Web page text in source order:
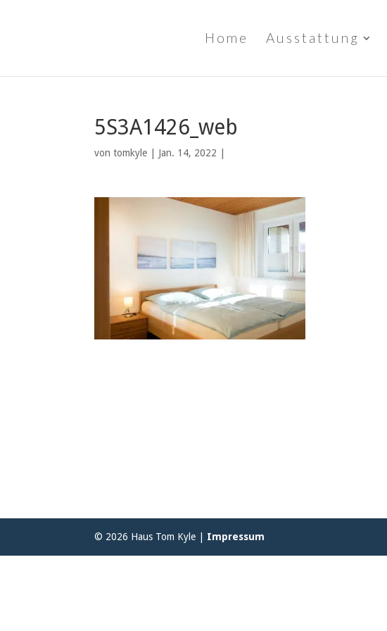
Home Ausstattung
5S3A1426_web
vontomkyle Jan. 14, 2022
© 2026 Haus Tom Kyle | Impressum